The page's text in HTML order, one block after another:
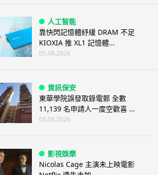
人工智能
靠快閃記憶體紓緩 DRAM 不足
KIOXIA 推 XL1 記憶體...
05.08.2026
資訊保安
東華學院誤發取錄電郵 全數
11,139 名申請人一度空歡喜 ...
05.08.2026
影視娛樂
Nicolas Cage 主演未上映電影